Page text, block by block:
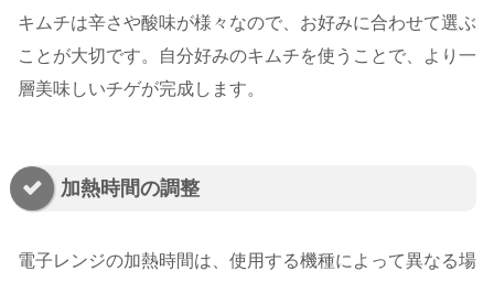
キムチは辛さや酸味が様々なので、お好みに合わせて選ぶ
ことが大切です。自分好みのキムチを使うことで、より一
層美味しいチゲが完成します。
加熱時間の調整
電子レンジの加熱時間は、使用する機種によって異なる場